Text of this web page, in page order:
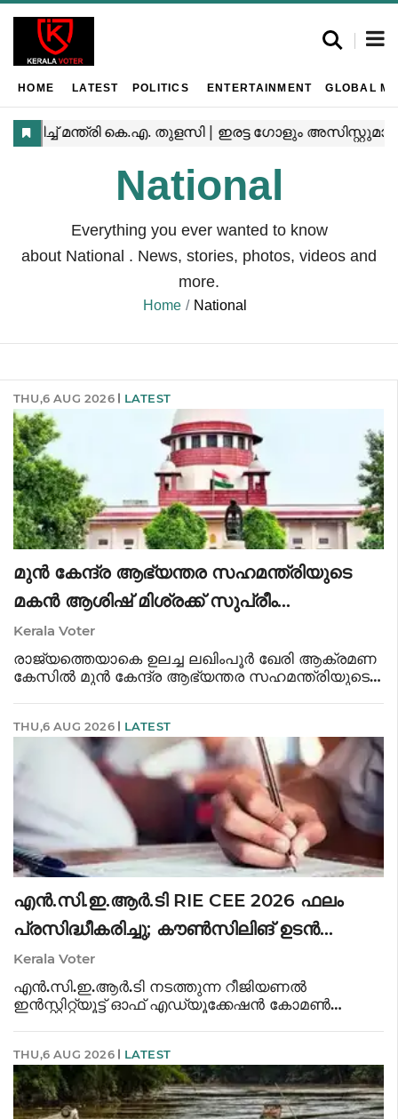
HOME LATEST POLITICS ENTERTAINMENT GLOBAL
National
Everything you ever wanted to know
about National . News, stories, photos, videos and
more.
Home National
THU,6 AUG 2026 LATEST
മുൻ കേന്ദ്ര ആഭ്യന്തര സഹമന്ത്രിയുടെ
മകൻ ആശിഷ് മിശ്രക്ക് സുപ്രീം
കോടതിയിൽ തിരിച്ചടി
Kerala Voter
രാജ്യത്തെയാകെ ഉലച്ച ലഖിംപൂര്‍ ഖേരി ആക്രമണ
കേസിൽ മുൻ കേന്ദ്ര ആഭ്യന്തര സഹമന്ത്രിയുടെ
ആവശ്യപ്പെട്ടുള്ള ഹര്‍ജി കോടതി തള്ളി. ച
THU,6 AUG 2026 LATEST
എൻ.സി.ഇ.ആർ.ടി RIE CEE 2026 ഫലം
പ്രസിദ്ധീകരിച്ചു; കൗൺസിലിങ് ഉടൻ
ആരംഭിക്കും
Kerala Voter
എൻ.സി.ഇ.ആർ.ടി നടത്തുന്ന റീജിയണൽ
ഇൻസ്റ്റിറ്റ്യൂട്ട് ഓഫ് എഡ്യൂക്കേഷൻ കോമൺ
വെബ്സൈറ്റായ cee.ncert.gov.in വഴി റാങ്ക്
കാർഡുകൾ പരിശോധിക്കാനും
THU,6 AUG 2026 LATEST